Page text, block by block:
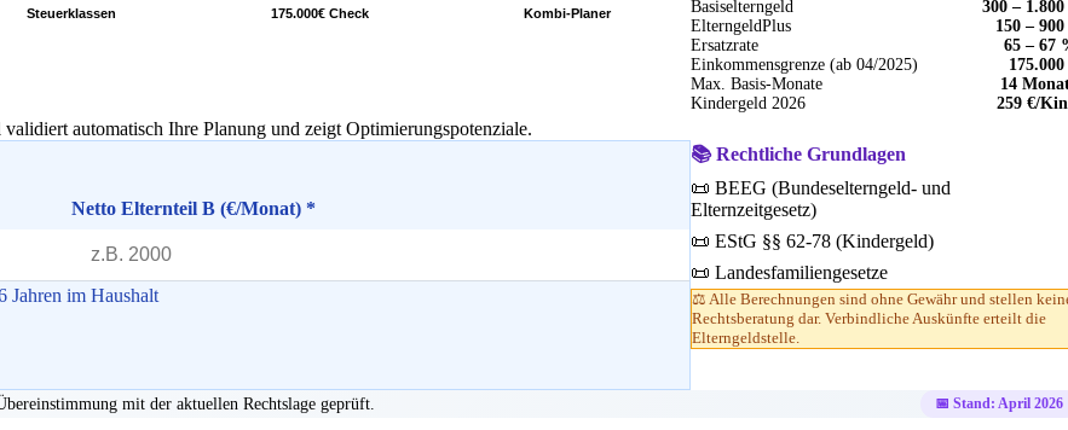
Steuerklassen 175.000€ Check Kombi-Planer
automatisch Ihre Planung und zeigt Optimierungspotenziale.
Netto Elternteil B (€/Monat) *
Jahren im Haushalt
Basiselterngeld
300 – 1.800
ElterngeldPlus
150 – 900
Ersatzrate
65 – 67
Einkommensgrenze (ab 04/2025)
175.000
Max. Basis-Monate
14
Kindergeld 2026
259 €/
📚 Rechtliche Grundlagen
📜 BEEG (Bundeselterngeld- und
Elternzeitgesetz)
📜 EStG §§ 62-78 (Kindergeld)
📜 Landesfamiliengesetze
⚖️ Alle Berechnungen sind ohne Gewähr und stellen
Rechtsberatung dar. Verbindliche Auskünfte erteilt die
Elterngeldstelle.
mit der aktuellen Rechtslage geprüft. 📅 Stand: April 2026